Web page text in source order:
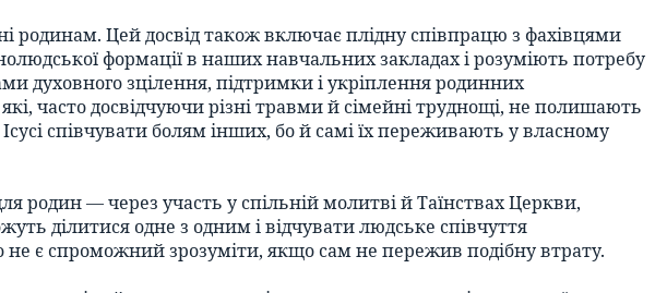
родинам. Цей досвід також включає плідну співпрацю з фахівцями
формації в наших навчальних закладах і розуміють потребу
духовного зцілення, підтримки і укріплення родинних
часто досвідчуючи різні травми й сімейні труднощі, не полишають
співчувати болям інших, бо й самі їх переживають у власному
родин — через участь у спільній молитві й Таїнствах Церкви,
ділитися одне з одним і відчувати людське співчуття
не є спроможний зрозуміти, якщо сам не пережив подібну втрату.